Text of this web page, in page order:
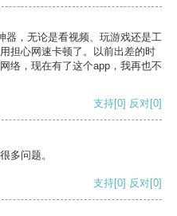
器，无论是看视频、玩游戏还是工
担心网速卡顿了。以前出差的时
络，现在有了这个app，我再也不
支持[0] 反对[0]
多问题。
支持[0] 反对[0]